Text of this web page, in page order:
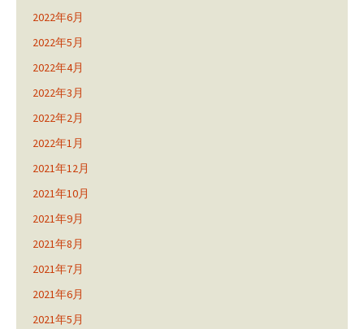
2022年6月
2022年5月
2022年4月
2022年3月
2022年2月
2022年1月
2021年12月
2021年10月
2021年9月
2021年8月
2021年7月
2021年6月
2021年5月